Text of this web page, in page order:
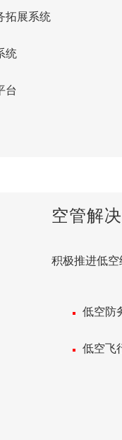
拓展系统
统
台
空管解
积极推进低
低空防
低空飞